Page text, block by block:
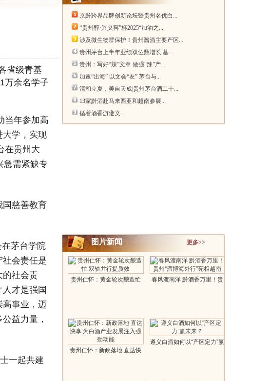
省级青基
万余名学子
当年参加高
大学，实现
在贵州大
急需紧缺专
国慈善教育
在茅台学院
会责任是
的社会责
才是强国
高事业，迈
益力量，
一起共建
京黔跨界品牌创新论坛暨贵州名优白...
“贵州醇·兴义窖”杯2025“加油之...
涉及微生物群保护！贵州酱酒主要产区...
贵州茅台上半年业绩双位数增长 基...
贵州：写好“辣”文章 做强“辣”产...
加速“出海” 以文会“友” 茅台与...
清和立夏，美自天成|贵州茅台酒二十...
13家黔酒赴马来西亚和越南参展...
循着酒香游遵义...
图片新闻 更多>>
贵州仁怀：黄金轮次酿造忙
春风渡南洋 黔酒香万里！贵
贵州仁怀：新政落地 直达快
遵义白酒如何以“产区定力”赢